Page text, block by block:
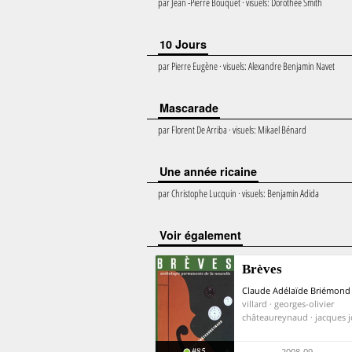
10 Jours
parPierre Eugène· visuels:Alexandre Benjamin Navet
Mascarade
parFlorent De Arriba · visuels: Mikael Bénard
Une année ricaine
parChristophe Lucquin · visuels: Benjamin Adida
voir également
Brèves
Claude Adélaïde Briémond
villard · georges-olivier
châteaureynaud · jacques